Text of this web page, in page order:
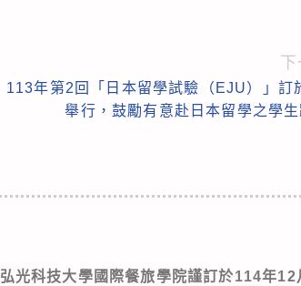
113年第2回「日本留學試驗（EJU）」訂
舉行，鼓勵有意赴日本留學之學生
弘光科技大學國際餐旅學院謹訂於114年12